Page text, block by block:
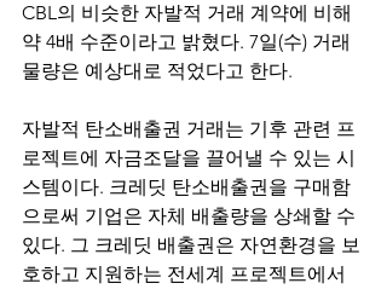
CBL의 비슷한 자발적 거래 계약에 비해
약 4배 수준이라고 밝혔다. 7일(수) 거래
물량은 예상대로 적었다고 한다.
자발적 탄소배출권 거래는 기후 관련 프
로젝트에 자금조달을 끌어낼 수 있는 시
스템이다. 크레딧 탄소배출권을 구매함
으로써 기업은 자체 배출량을 상쇄할 수
있다. 그 크레딧 배출권은 자연환경을 보
호하고 지원하는 전세계 프로젝트에서